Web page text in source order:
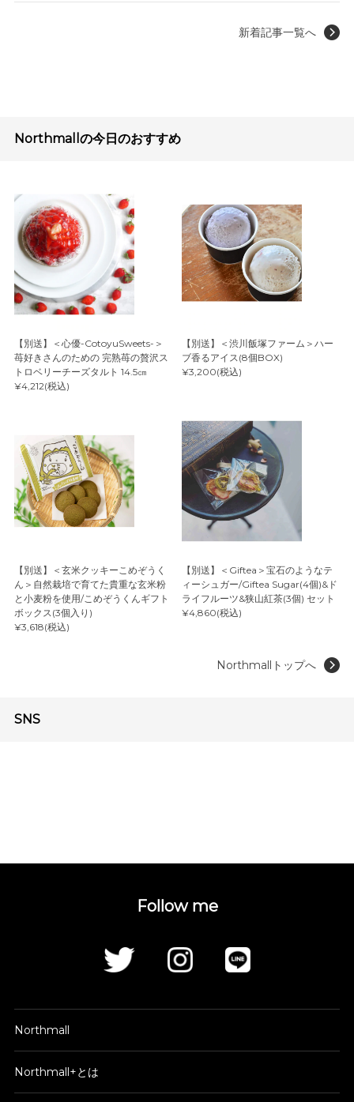
新着記事一覧へ
Northmallの今日のおすすめ
【別送】＜心優-CotoyuSweets-＞
苺好きさんのための 完熟苺の贅沢ス
トロベリーチーズタルト 14.5㎝
¥4,212(税込)
【別送】＜渋川飯塚ファーム＞ハー
ブ香るアイス(8個BOX)
¥3,200(税込)
【別送】＜玄米クッキーこめぞうく
ん＞自然栽培で育てた貴重な玄米粉
と小麦粉を使用/こめぞうくんギフト
ボックス(3個入り)
¥3,618(税込)
【別送】＜Giftea＞宝石のようなテ
ィーシュガー/Giftea Sugar(4個)&ド
ライフルーツ&狭山紅茶(3個) セット
¥4,860(税込)
Northmallトップへ
SNS
Follow me
Northmall
Northmall+とは